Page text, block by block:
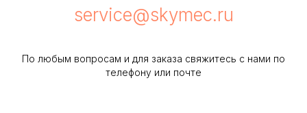
service@skymec.ru
По любым вопросам и для заказа свяжитесь с нами по
телефону или почте